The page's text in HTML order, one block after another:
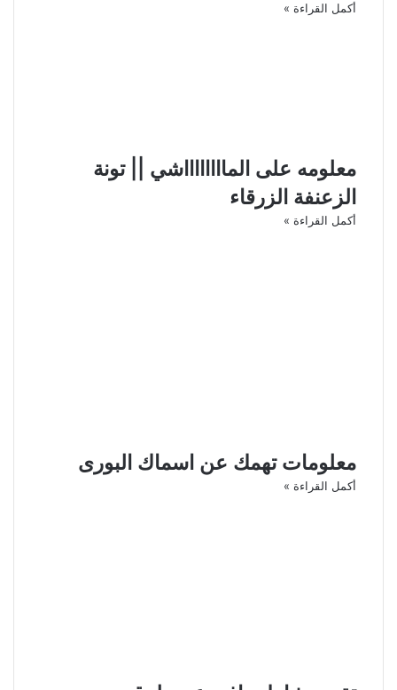
أكمل القراءة »
معلومه على المااااااااشي || تونة
الزعنفة الزرقاء
أكمل القراءة »
معلومات تهمك عن اسماك البورى
أكمل القراءة »